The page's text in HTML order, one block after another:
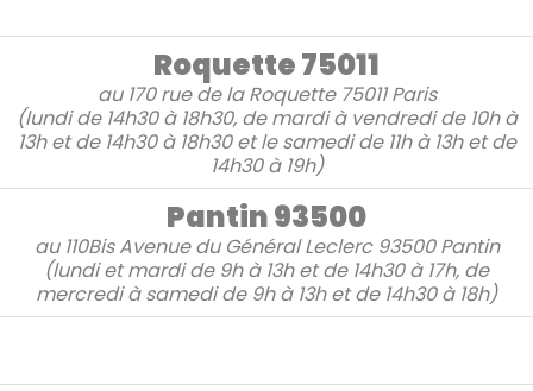
Roquette 75011
au 170 rue de la Roquette 75011 Paris
(lundi de 14h30 à 18h30, de mardi à vendredi de 10h à
13h et de 14h30 à 18h30 et le samedi de 11h à 13h et de
14h30 à 19h)
Pantin 93500
au 110Bis Avenue du Général Leclerc 93500 Pantin
(lundi et mardi de 9h à 13h et de 14h30 à 17h, de
mercredi à samedi de 9h à 13h et de 14h30 à 18h)